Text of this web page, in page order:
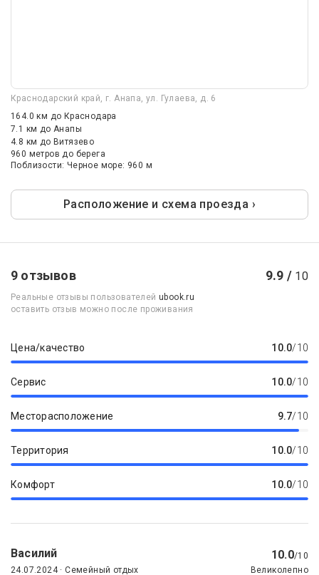
Краснодарский край, г. Анапа, ул. Гулаева, д. 6
164.0 км до Краснодара
7.1 км до Анапы
4.8 км до Витязево
960 метров до берега
Поблизости: Черное море: 960 м
Расположение и схема проезда ›
9 отзывов 9.9 / 10
Реальные отзывы пользователейubook.ru
оставить отзыв можно после проживания
Цена/качество 10.0/10
Сервис 10.0/10
Месторасположение 9.7/10
Территория 10.0/10
Комфорт 10.0/10
Василий 10.0/10
24.07.2024 · Семейный отдых
Великолепно